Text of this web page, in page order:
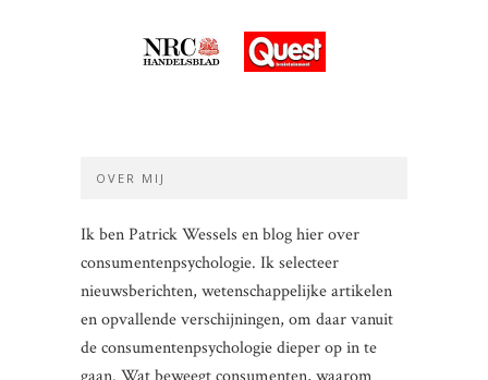
OVER MIJ
Ik ben Patrick Wessels en blog hier over
consumentenpsychologie. Ik selecteer
nieuwsberichten, wetenschappelijke artikelen
en opvallende verschijningen, om daar vanuit
de consumentenpsychologie dieper op in te